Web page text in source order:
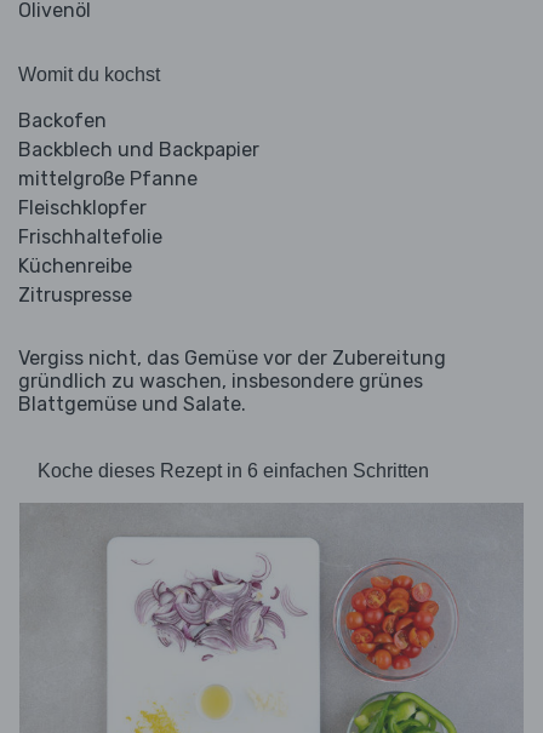
Olivenöl
Womit du kochst
Backofen
Backblech und Backpapier
mittelgroße Pfanne
Fleischklopfer
Frischhaltefolie
Küchenreibe
Zitruspresse
Vergiss nicht, das Gemüse vor der Zubereitung
gründlich zu waschen, insbesondere grünes
Blattgemüse und Salate.
Koche dieses Rezept in 6 einfachen Schritten